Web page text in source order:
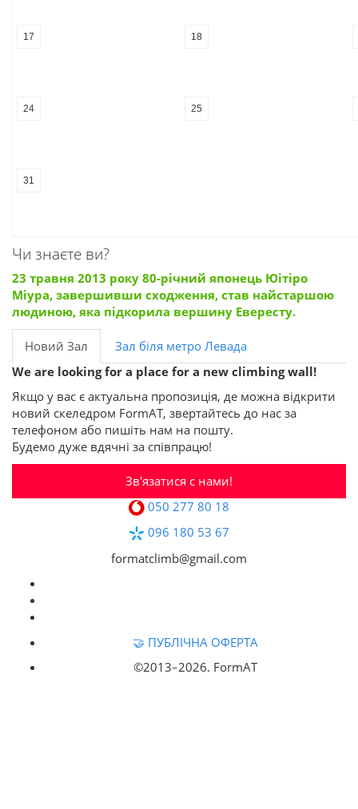
17 18
24 25
31
Чи знаєте ви?
23 травня 2013 року 80-річний японець Юітіро
Міура, завершивши сходження, став найстаршою
людиною, яка підкорила вершину Евересту.
Новий Зал
Зал біля метро Левада
We are looking for a place for a new climbing wall!
Якщо у вас є актуальна пропозиція, де можна відкрити
новий скеледром FormAT, звертайтесь до нас за
телефоном або пишіть нам на пошту.
Будемо дуже вдячні за співпрацю!
Зв'язатися с нами!
050 277 80 18
096 180 53 67
formatclimb@gmail.com
🤝 ПУБЛІЧНА ОФЕРТА
©2013‒2026. FormAT